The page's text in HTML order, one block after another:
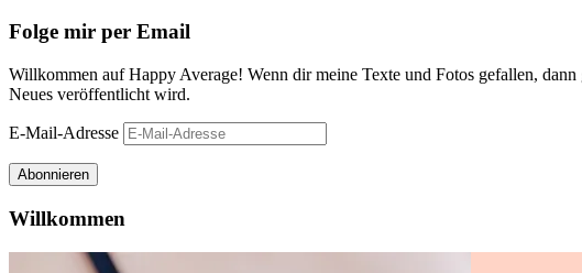
Folge mir per Email
Willkommen auf Happy Average! Wenn dir meine Texte und Fotos gefallen,
Neues veröffentlicht wird.
E-Mail-Adresse
Abonnieren
Willkommen